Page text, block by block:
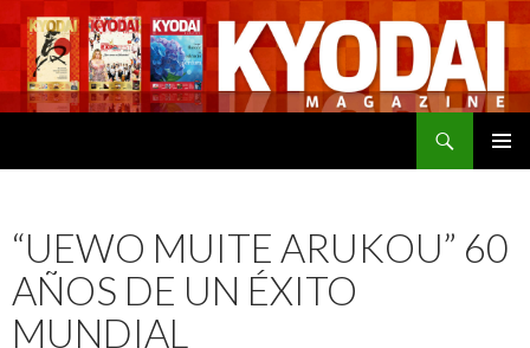
“UEWO MUITE ARUKOU” 60
AÑOS DE UN ÉXITO
MUNDIAL